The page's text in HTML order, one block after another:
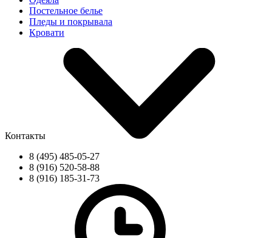
Постельное белье
Пледы и покрывала
Кровати
Контакты
8 (495) 485-05-27
8 (916) 520-58-88
8 (916) 185-31-73